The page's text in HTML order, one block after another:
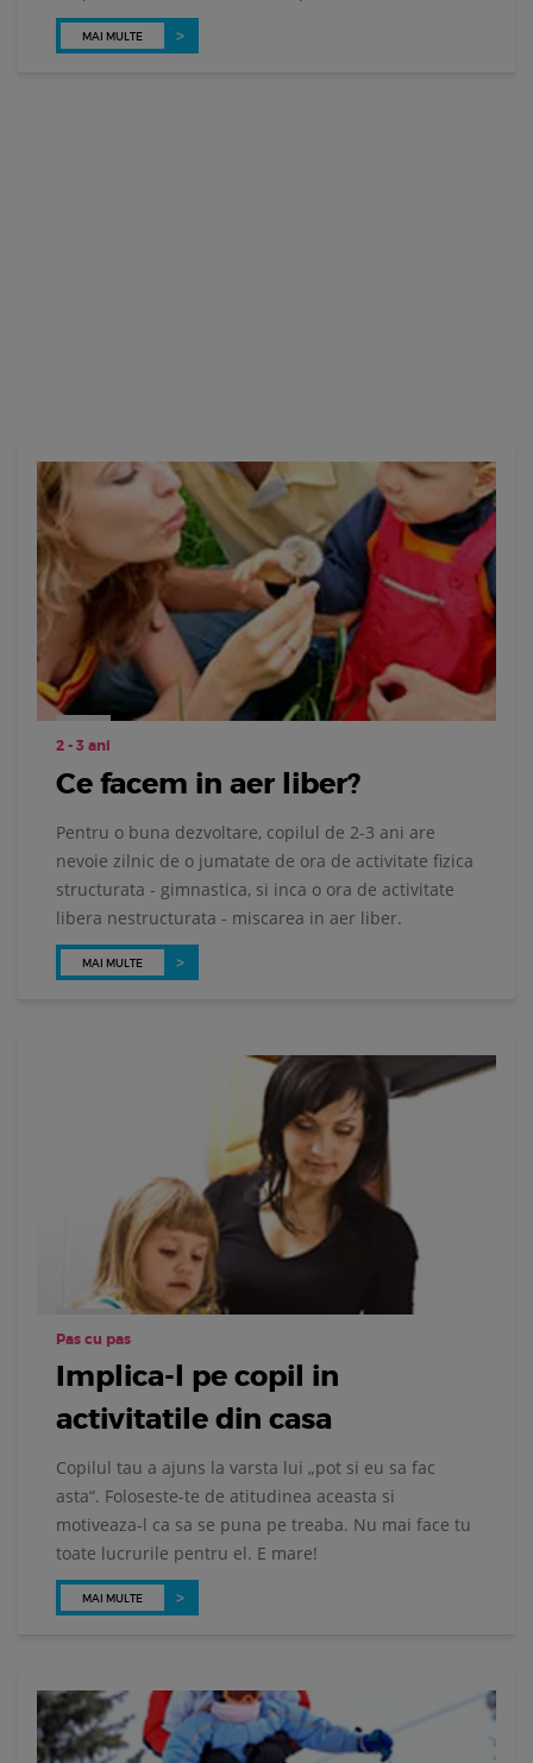
MAI MULTE
2 - 3 ani
Ce facem in aer liber?
Pentru o buna dezvoltare, copilul de 2-3 ani are
nevoie zilnic de o jumatate de ora de activitate fizica
structurata - gimnastica, si inca o ora de activitate
libera nestructurata - miscarea in aer liber.
MAI MULTE
Pas cu pas
Implica-l pe copil in
activitatile din casa
Copilul tau a ajuns la varsta lui „pot si eu sa fac
asta“. Foloseste-te de atitudinea aceasta si
motiveaza-l ca sa se puna pe treaba. Nu mai face tu
toate lucrurile pentru el. E mare!
MAI MULTE